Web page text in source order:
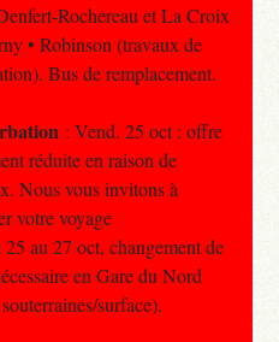
Rochereau et La Croix
• Robinson (travaux de
Bus de remplacement.
: Vend. 25 oct : offre
réduite en raison de
Nous vous invitons à
votre voyage
au 27 oct, changement de
en Gare du Nord
surface).